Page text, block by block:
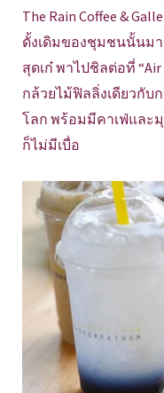
The Rain Coffee &
ดั้งเดิมของชุมชนนั้นมา
สุดเก๋ พาไปชิลต่อที่
กล้วยไม้ฟิลลิ่งเดียวกับ
โลก พร้อมมีคาเฟ่และ
ก็ไม่มีเบื่อ